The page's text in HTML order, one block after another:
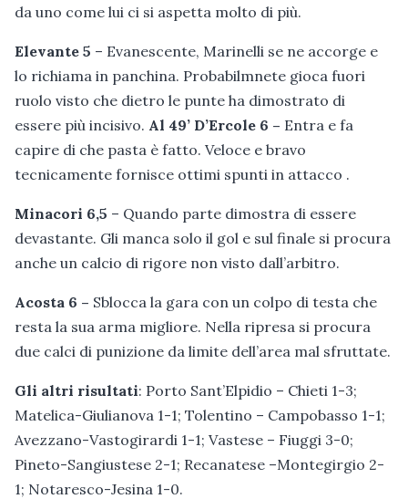
da uno come lui ci si aspetta molto di più.
Elevante 5 – Evanescente, Marinelli se ne accorge e
lo richiama in panchina. Probabilmnete gioca fuori
ruolo visto che dietro le punte ha dimostrato di
essere più incisivo. Al 49’ D’Ercole 6 – Entra e fa
capire di che pasta è fatto. Veloce e bravo
tecnicamente fornisce ottimi spunti in attacco .
Minacori 6,5 – Quando parte dimostra di essere
devastante. Gli manca solo il gol e sul finale si procura
anche un calcio di rigore non visto dall’arbitro.
Acosta 6 – Sblocca la gara con un colpo di testa che
resta la sua arma migliore. Nella ripresa si procura
due calci di punizione da limite dell’area mal sfruttate.
Gli altri risultati: Porto Sant’Elpidio – Chieti 1-3;
Matelica-Giulianova 1-1; Tolentino – Campobasso 1-1;
Avezzano-Vastogirardi 1-1; Vastese – Fiuggi 3-0;
Pineto-Sangiustese 2-1; Recanatese –Montegirgio 2-
1; Notaresco-Jesina 1-0.